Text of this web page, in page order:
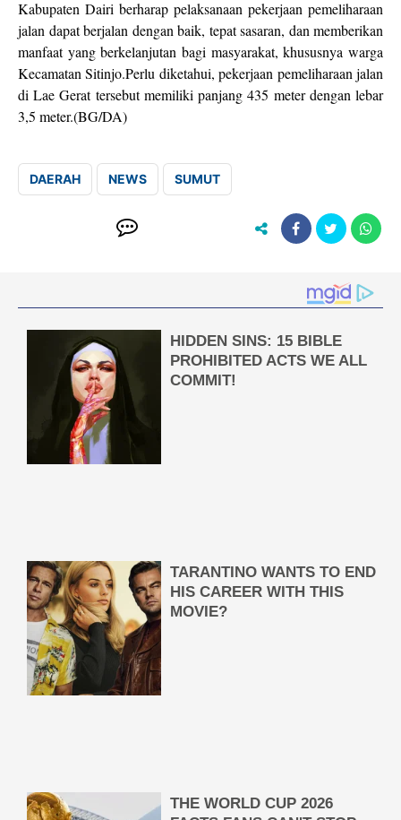
Kabupaten Dairi berharap pelaksanaan pekerjaan pemeliharaan
jalan dapat berjalan dengan baik, tepat sasaran, dan memberikan
manfaat yang berkelanjutan bagi masyarakat, khususnya warga
Kecamatan Sitinjo.Perlu diketahui, pekerjaan pemeliharaan jalan
di Lae Gerat tersebut memiliki panjang 435 meter dengan lebar
3,5 meter.(BG/DA)
DAERAH NEWS SUMUT